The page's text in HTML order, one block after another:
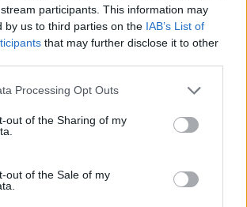
participants. This information may
by us to third parties on the IAB’s List of
that may further disclose it to other
Processing Opt Outs
out of the Sharing of my
out of the Sale of my
el correu electrònic i el lloc web en
per a la propera vegada que comenti.
“L’eclipsi serà una oportunitat també